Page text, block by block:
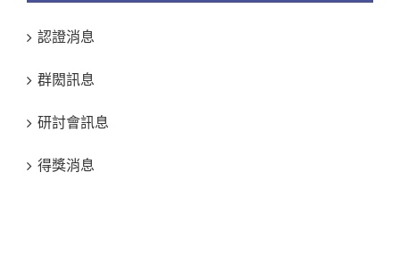
認證消息
群閎訊息
研討會訊息
得獎消息